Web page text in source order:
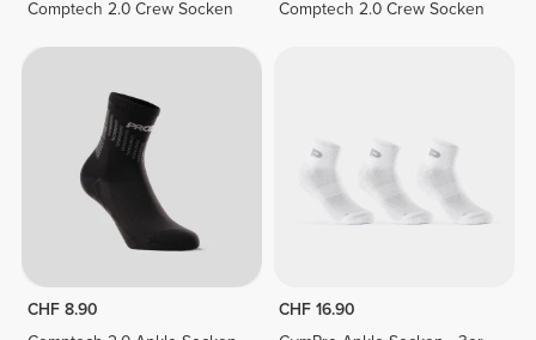
Comptech 2.0 Crew Socken
Comptech 2.0 Crew Socken
CHF 8.90
CHF 16.90